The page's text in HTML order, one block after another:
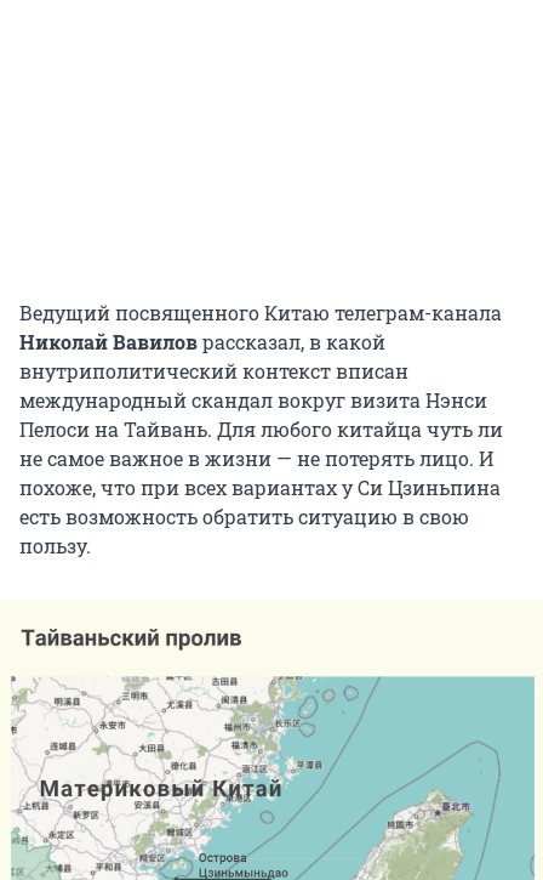
Ведущий посвященного Китаю телеграм-канала
Николай Вавиловрассказал, в какой
внутриполитический контекст вписан
международный скандал вокруг визита Нэнси
Пелоси на Тайвань. Для любого китайца чуть ли
не самое важное в жизни — не потерять лицо. И
похоже, что при всех вариантах у Си Цзиньпина
есть возможность обратить ситуацию в свою
пользу.